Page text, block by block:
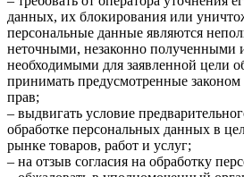
данных, их блокирования или
персональные данные являются
неточными, незаконно полученными
необходимыми для заявленной цели
принимать предусмотренные
прав;
– выдвигать условие
обработке персональных данных в
рынке товаров, работ и услуг;
– на отзыв согласия на обработку